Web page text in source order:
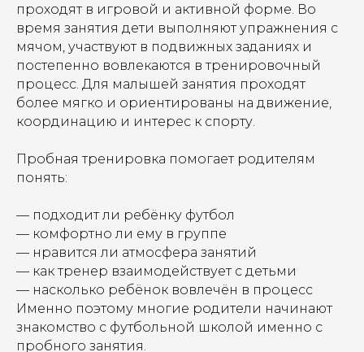
проходят в игровой и активной форме. Во
время занятия дети выполняют упражнения с
мячом, участвуют в подвижных заданиях и
постепенно вовлекаются в тренировочный
процесс. Для малышей занятия проходят
более мягко и ориентированы на движение,
координацию и интерес к спорту.
Пробная тренировка помогает родителям
понять:
— подходит ли ребёнку футбол
— комфортно ли ему в группе
— нравится ли атмосфера занятий
— как тренер взаимодействует с детьми
— насколько ребёнок вовлечён в процесс
Именно поэтому многие родители начинают
знакомство с футбольной школой именно с
пробного занятия.